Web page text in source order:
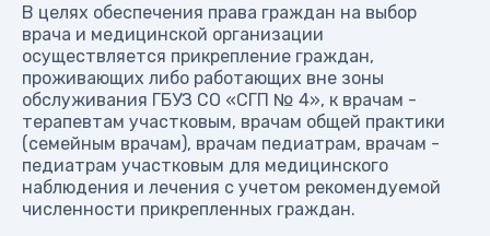
В целях обеспечения права граждан на выбор
врача и медицинской организации
осуществляется прикрепление граждан,
проживающих либо работающих вне зоны
обслуживания ГБУЗ СО «СГП № 4», к врачам -
терапевтам участковым, врачам общей практики
(семейным врачам), врачам педиатрам, врачам -
педиатрам участковым для медицинского
наблюдения и лечения с учетом рекомендуемой
численности прикрепленных граждан.